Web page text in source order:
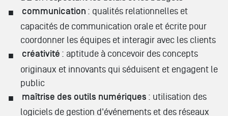
communication : qualités relationnelles et
capacités de communication orale et écrite pour
coordonner les équipes et interagir avec les clients
créativité : aptitude à concevoir des concepts
originaux et innovants qui séduisent et engagent le
public
maîtrise des outils numériques : utilisation des
logiciels de gestion d'événements et des réseaux